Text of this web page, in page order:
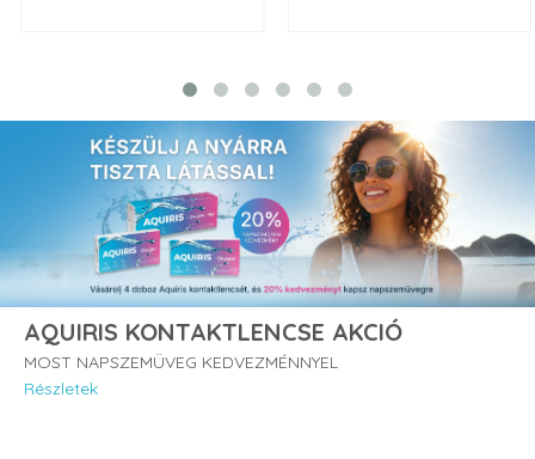
AQUIRIS KONTAKTLENCSE AKCIÓ
MOST NAPSZEMÜVEG KEDVEZMÉNNYEL
Részletek